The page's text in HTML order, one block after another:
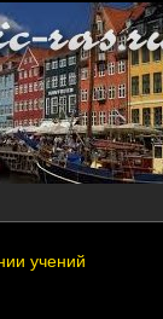
учений